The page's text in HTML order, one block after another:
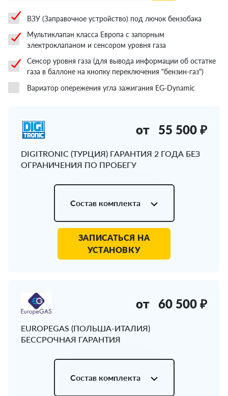
ВЗУ (Заправочное устройство) под лючок бензобака
Мультиклапан класса Европа с запорным
электроклапаном и сенсором уровня газа
Сенсор уровня газа (для вывода информации об остатке
газа в баллоне на кнопку переключения "бензин-газ")
Вариатор опережения угла зажигания EG-Dynamic
DIGITRONIC (ТУРЦИЯ) ГАРАНТИЯ 2 ГОДА БЕЗ
ОГРАНИЧЕНИЯ ПО ПРОБЕГУ
от 55 500 ₽
Состав комплекта
ЗАПИСАТЬСЯ НА
УСТАНОВКУ
EUROPEGAS (ПОЛЬША-ИТАЛИЯ)
БЕССРОЧНАЯ ГАРАНТИЯ
от 60 500 ₽
Состав комплекта